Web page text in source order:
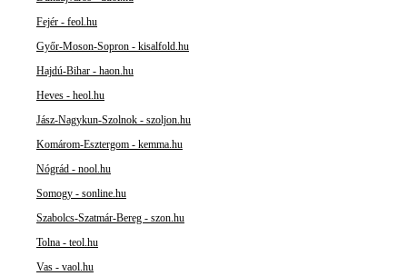
Fejér - feol.hu
Győr-Moson-Sopron - kisalfold.hu
Hajdú-Bihar - haon.hu
Heves - heol.hu
Jász-Nagykun-Szolnok - szoljon.hu
Komárom-Esztergom - kemma.hu
Nógrád - nool.hu
Somogy - sonline.hu
Szabolcs-Szatmár-Bereg - szon.hu
Tolna - teol.hu
Vas - vaol.hu